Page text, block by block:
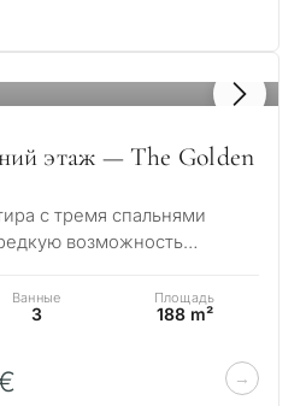
этаж — The Golden
с тремя спальнями
возможность
Ванные
3
Площадь
188 m²